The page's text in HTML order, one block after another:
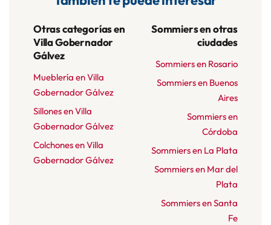
Otras categorías en
Villa Gobernador
Gálvez
Mueblería en Villa
Gobernador Gálvez
Sillones en Villa
Gobernador Gálvez
Colchones en Villa
Gobernador Gálvez
Sommiers en otras
ciudades
Sommiers en Rosario
Sommiers en Buenos
Aires
Sommiers en
Córdoba
Sommiers en La Plata
Sommiers en Mar del
Plata
Sommiers en Santa
Fe